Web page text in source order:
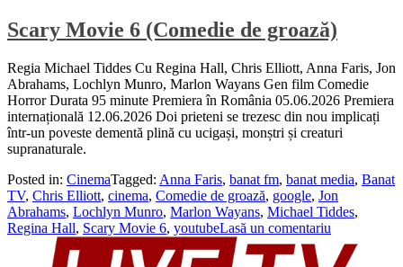
Scary Movie 6 (Comedie de groază)
Regia Michael Tiddes Cu Regina Hall, Chris Elliott, Anna Faris, Jon
Abrahams, Lochlyn Munro, Marlon Wayans Gen film Comedie
Horror Durata 95 minute Premiera în România 05.06.2026 Premiera
internațională 12.06.2026 Doi prieteni se trezesc din nou implicați
într-un poveste dementă plină cu ucigași, monștri și creaturi
supranaturale.
Posted in: CinemaTagged: Anna Faris, banat fm, banat media, Banat
TV, Chris Elliott, cinema, Comedie de groază, google, Jon
Abrahams, Lochlyn Munro, Marlon Wayans, Michael Tiddes,
Regina Hall, Scary Movie 6, youtubeLasă un comentariu